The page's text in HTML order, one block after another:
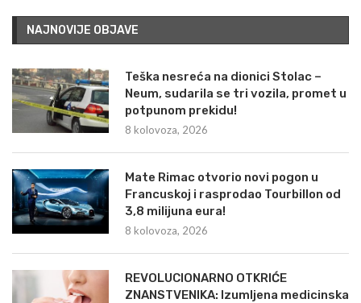
NAJNOVIJE OBJAVE
Teška nesreća na dionici Stolac –
Neum, sudarila se tri vozila, promet u
potpunom prekidu!
8 kolovoza, 2026
Mate Rimac otvorio novi pogon u
Francuskoj i rasprodao Tourbillon od
3,8 milijuna eura!
8 kolovoza, 2026
REVOLUCIONARNO OTKRIĆE
ZNANSTVENIKA: Izumljena medicinska